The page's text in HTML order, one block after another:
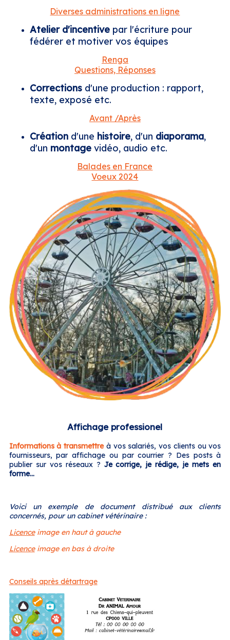
Diverses administrations en ligne
Atelier d'incentivepar l'écriture pour
fédérer et motiver vos équipes
Renga
Questions, Réponses
Corrections d'une production : rapport,
texte, exposé etc.
Avant /Après
Création d'une histoire, d'un diaporama,
d'un montage vidéo, audio etc.
Balades en France
Voeux 2024
Affichage professionel
Informations à transmettreà vos salariés, vos clients ou vos
fournisseurs, par affichage ou par courrier ? Des posts à
publier sur vos réseaux ? Je corrige, je rédige, je mets en
forme...
Voici un exemple de document distribué aux clients
concernés, pour un cabinet vétérinaire :
Licence image en haut à gauche
Licence image en bas à droite
Conseils après détartrage